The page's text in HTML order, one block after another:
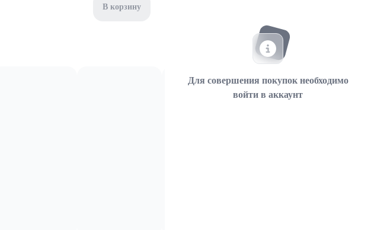
В корзину
Для совершения покупок необходимо
войти в аккаунт